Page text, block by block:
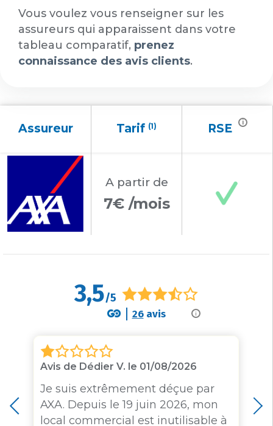
Vous voulez vous renseigner sur les
assureurs qui apparaissent dans votre
tableau comparatif, prenez
connaissance des avis clients.
Assureur Tarif (1) RSE i
A partir de
7€ /mois
i
3,5/5
26avis
Avis de Dédier V. le 01/08/2026
Je suis extrêmement déçue par
AXA. Depuis le 19 juin 2026, mon
local commercial est inutilisable à